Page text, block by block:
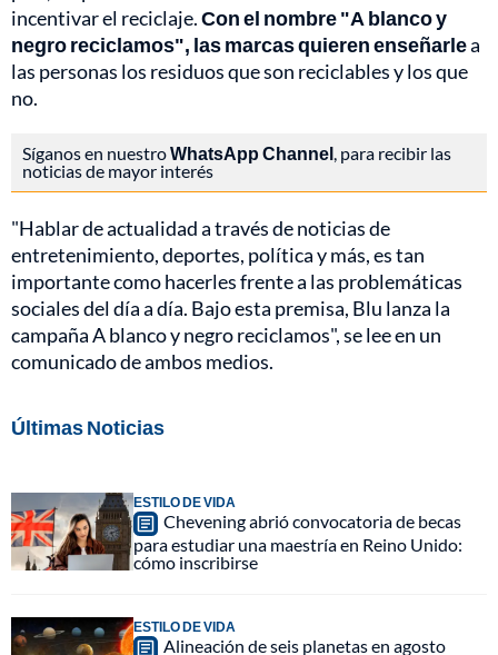
incentivar el reciclaje.Con el nombre "A blanco y
negro reciclamos", las marcas quieren enseñarlea
las personas los residuos que son reciclables y los que
no.
Síganos en nuestroWhatsApp Channel, para recibir las
noticias de mayor interés
"Hablar de actualidad a través de noticias de
entretenimiento, deportes, política y más, es tan
importante como hacerles frente a las problemáticas
sociales del día a día. Bajo esta premisa, Blu lanza la
campaña A blanco y negro reciclamos", se lee en un
comunicado de ambos medios.
Últimas Noticias
ESTILO DE VIDA
Chevening abrió convocatoria de becas
para estudiar una maestría en Reino Unido:
cómo inscribirse
ESTILO DE VIDA
Alineación de seis planetas en agosto